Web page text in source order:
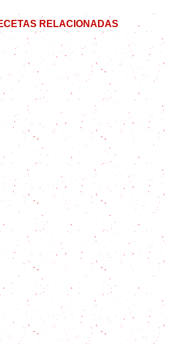
RELACIONADAS
a la parmesana, receta
italiana
de Atún: Trucos para no
en el intento
de pascua rellenos: la
maestra.
de Pollo: la receta casera
te va a salir perfecta
con espinacas, una
tradicional con un toque
hacer la Tortilla de Betanzos:
clave